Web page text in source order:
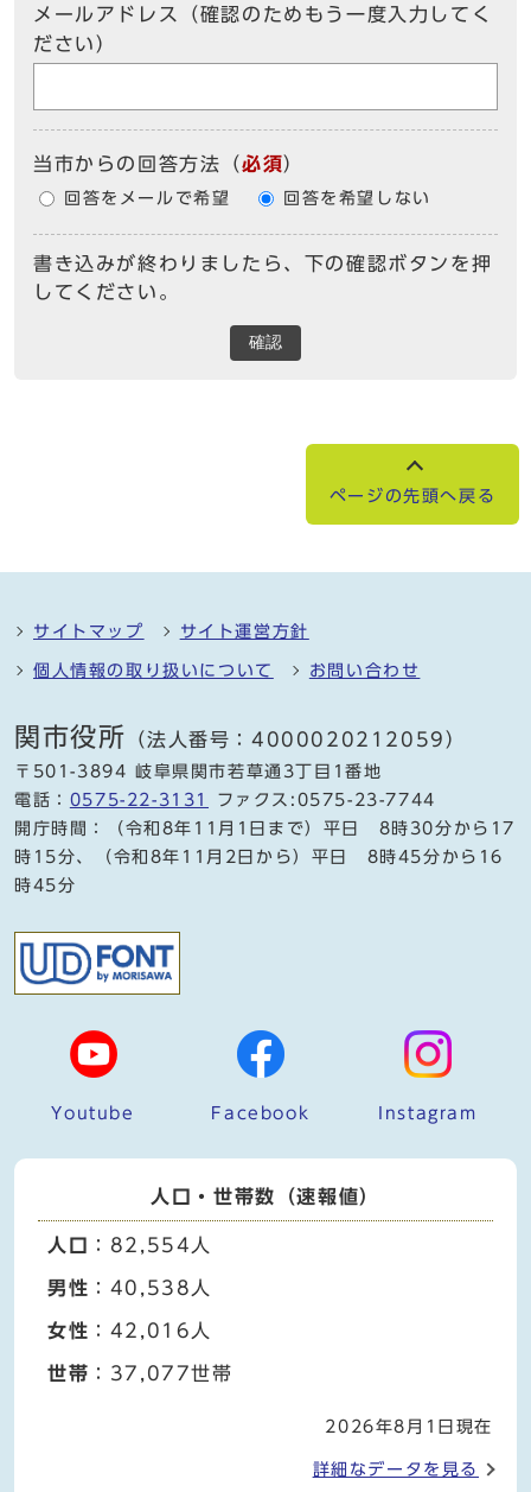
メールアドレス（確認のためもう一度入力してく
ださい）
当市からの回答方法 （必須）
回答をメールで希望 回答を希望しない
書き込みが終わりましたら、下の確認ボタンを押
してください。
確認
ページの先頭へ戻る
サイトマップ サイト運営方針
個人情報の取り扱いについて お問い合わせ
関市役所 （法人番号：4000020212059）
〒501-3894 岐阜県関市若草通3丁目1番地
電話： 0575-22-3131
ファクス:0575-23-7744
開庁時間：（令和8年11月1日まで）平日 8時30分から17
時15分、（令和8年11月2日から）平日 8時45分から16
時45分
Youtube Facebook Instagram
人口・世帯数（速報値）
人口 ：82,554人
男性 ：40,538人
女性 ：42,016人
世帯 ：37,077世帯
2026年8月1日現在
詳細なデータを見る